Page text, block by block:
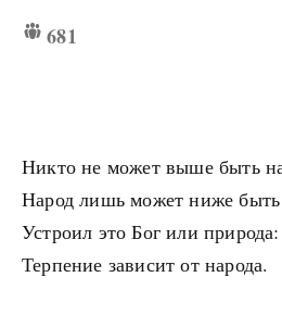
681
Никто не может выше быть
Народ лишь может ниже быть
Устроил это Бог или природа:
Терпение зависит от народа.